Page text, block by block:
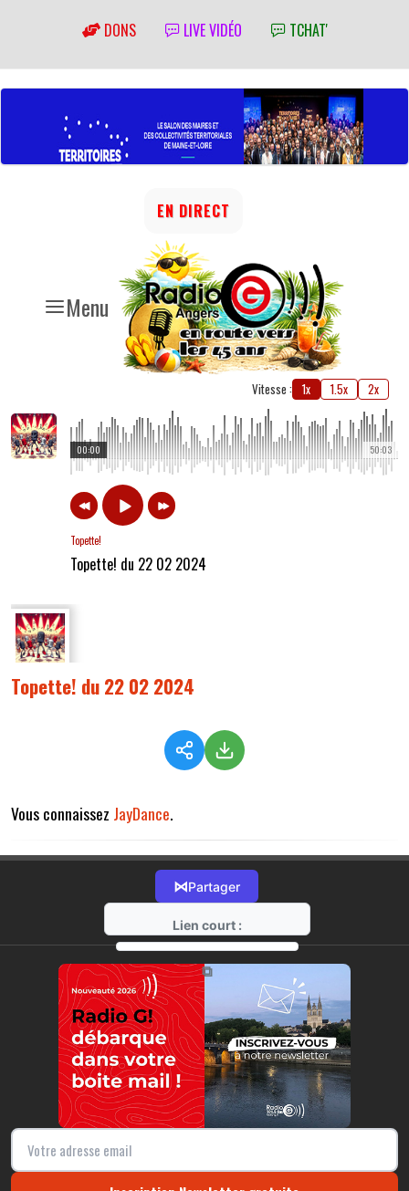
DONS LIVE VIDÉO TCHAT'
Menu
EN DIRECT
Vitesse : 1x 1.5x 2x
50:03
00:00
Topette!
Topette! du 22 02 2024
Topette! du 22 02 2024
Vous connaissez JayDance.
⋈Partager
Lien court :
https://radio-g.fr?13987
⧉